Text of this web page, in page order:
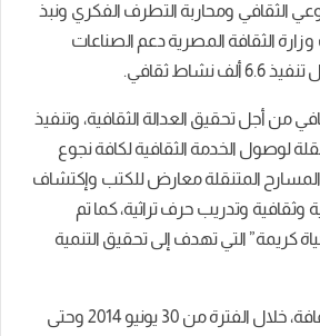
الثقافي ومحاربة التطرف الفكري ونبذ
الثقافة المصرية دعم الصناعات
ثقافي.
ثقافي من أجل تحقيق العدالة الثقافية، وتنفيذ
لوصول الخدمة الثقافية لكافة نجوع
المتنقلة معارض للكتب وإكتشاف
وتدريب حرف تراثية، كما تم
كريمة” التي تهدف إلى تحقيق التنمية
واستهدفت وزارة الثقافة، خلال الفترة من 30 يونيو 2014 وحتى